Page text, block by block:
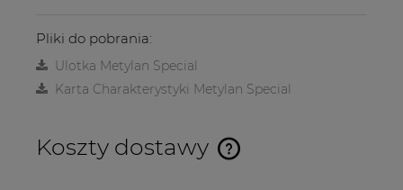
Pliki do pobrania:
Ulotka Metylan Special
Karta Charakterystyki Metylan Special
Koszty dostawy
Cena nie zawiera ewentualnych kosztów płatności